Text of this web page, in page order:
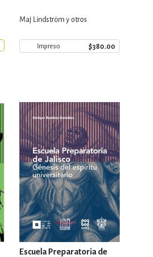
Maj Lindström y otros
Impreso $380.00
Escuela Preparatoria de